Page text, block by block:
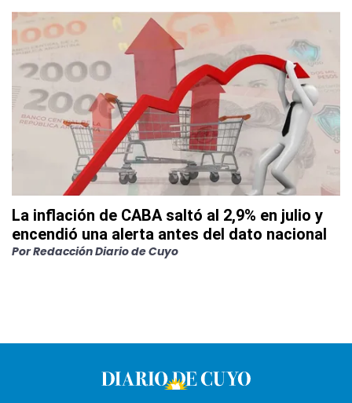
La inflación de CABA saltó al 2,9% en julio y
encendió una alerta antes del dato nacional
PorRedacción Diario de Cuyo